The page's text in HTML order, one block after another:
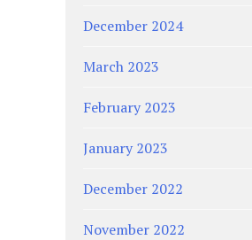
December 2024
March 2023
February 2023
January 2023
December 2022
November 2022